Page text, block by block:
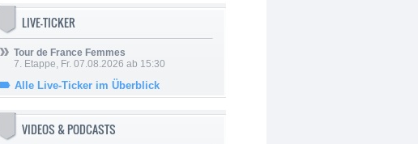
LIVE-TICKER
Tour de France Femmes
7. Etappe, Fr. 07.08.2026 ab 15:30
Alle Live-Ticker im Überblick
VIDEOS & PODCASTS